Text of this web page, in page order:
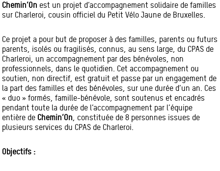
Chemin’On est un projet d’accompagnement solidaire de familles
sur Charleroi, cousin officiel du Petit Vélo Jaune de Bruxelles.
Ce projet a pour but de proposer à des familles, parents ou futurs
parents, isolés ou fragilisés, connus, au sens large, du CPAS de
Charleroi, un accompagnement par des bénévoles, non
professionnels, dans le quotidien. Cet accompagnement ou
soutien, non directif, est gratuit et passe par un engagement de
la part des familles et des bénévoles, sur une durée d’un an. Ces
« duo » formés, famille-bénévole, sont soutenus et encadrés
pendant toute la durée de l’accompagnement par l’équipe
entière de Chemin’On, constituée de 8 personnes issues de
plusieurs services du CPAS de Charleroi.
Objectifs :